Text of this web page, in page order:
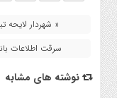
« شهردار لایحه
سرقت اطلاعات بانکی ۲۰۰ شهروند توسط دکه
نوشته های مشابه